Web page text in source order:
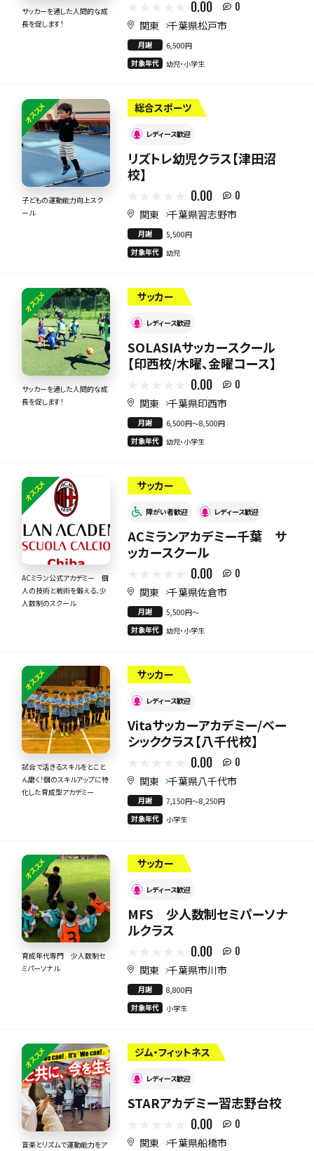
サッカーを通した人間的な成
長を促します！
0.00 0
関東 千葉県松戸市
月謝
6,500円
対象年代
幼児・小学生
オススメ
子どもの運動能力向上スク
ール
総合スポーツ
レディース歓迎
リズトレ幼児クラス【津田沼
校】
0.00 0
関東 千葉県習志野市
月謝
5,500円
対象年代
幼児
オススメ
サッカーを通した人間的な成
長を促します！
サッカー
レディース歓迎
SOLASIAサッカースクール
【印西校/木曜、金曜コース】
0.00 0
関東 千葉県印西市
月謝
6,500円〜8,500円
対象年代
幼児・小学生
オススメ
ACミラン公式アカデミー 個
人の技術と戦術を鍛える、少
人数制のスクール
サッカー
障がい者歓迎 レディース歓迎
ACミランアカデミー千葉 サ
ッカースクール
0.00 0
関東 千葉県佐倉市
月謝
5,500円〜
対象年代
幼児・小学生
オススメ
試合で活きるスキルをとこと
ん磨く！個のスキルアップに特
化した育成型アカデミー
サッカー
レディース歓迎
Vitaサッカーアカデミー/ベー
シッククラス【八千代校】
0.00 0
関東 千葉県八千代市
月謝
7,150円〜8,250円
対象年代
小学生
オススメ
育成年代専門 少人数制セ
ミパーソナル
サッカー
レディース歓迎
MFS 少人数制セミパーソナ
ルクラス
0.00 0
関東 千葉県市川市
月謝
8,800円
対象年代
小学生
オススメ
音楽とリズムで運動能力をア
ジム・フィットネス
レディース歓迎
STARアカデミー習志野台校
0.00 0
関東 千葉県船橋市